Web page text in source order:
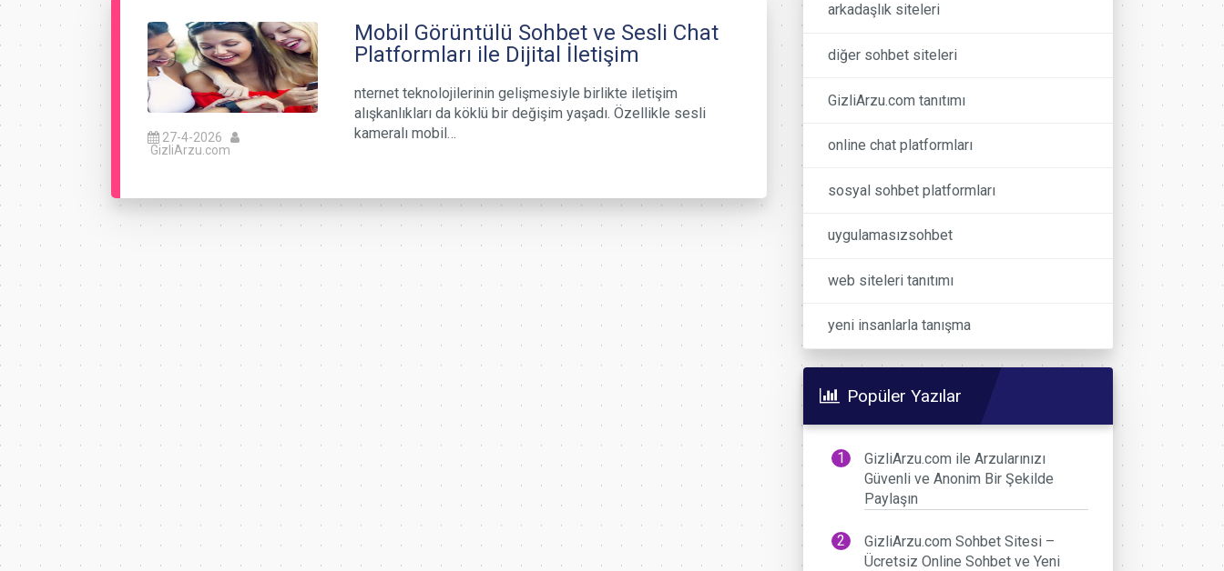
27-4-2026
GizliArzu.com
Mobil Görüntülü Sohbet ve Sesli Chat
Platformları ile Dijital İletişim
nternet teknolojilerinin gelişmesiyle birlikte iletişim
alışkanlıkları da köklü bir değişim yaşadı. Özellikle sesli
kameralı mobil…
arkadaşlık siteleri
diğer sohbet siteleri
GizliArzu.com tanıtımı
online chat platformları
sosyal sohbet platformları
uygulamasızsohbet
web siteleri tanıtımı
yeni insanlarla tanışma
Popüler Yazılar
GizliArzu.com ile Arzularınızı
Güvenli ve Anonim Bir Şekilde
Paylaşın
GizliArzu.com Sohbet Sitesi –
Ücretsiz Online Sohbet ve Yeni